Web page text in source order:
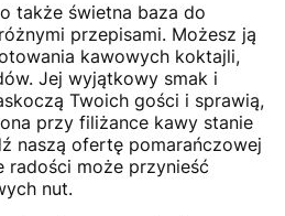
także świetna baza do
przepisami. Możesz ją
kawowych koktajli,
Jej wyjątkowy smak i
Twoich gości i sprawią,
przy filiżance kawy stanie
naszą ofertę pomarańczowej
radości może przynieść
nut.